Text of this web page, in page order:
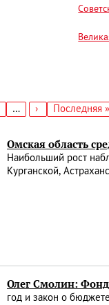
…
Следующая
›
Последняя
Последняя »
Омская область
Наибольший рост
Курганской,
Олег Смолин:
год и закон о